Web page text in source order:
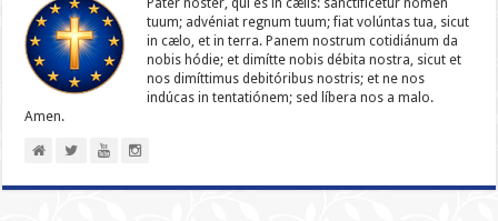
tuum; advéniat regnum tuum; fiat volúntas tua, sicut
in cælo, et in terra. Panem nostrum cotidiánum da
nobis hódie; et dimítte nobis débita nostra, sicut et
nos dimíttimus debitóribus nostris; et ne nos
indúcas in ten­ta­tiónem; sed líbera nos a malo.
Amen.